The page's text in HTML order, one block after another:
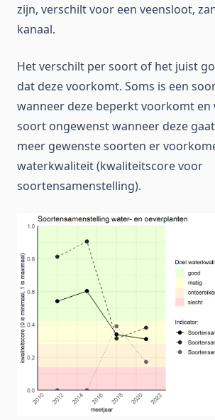
zijn, verschilt voor een veensloot,
kanaal.
Het verschilt per soort of het juist
dat deze voorkomt. Soms is een
wanneer deze beperkt voorkomt
soort ongewenst wanneer deze
meer gewenste soorten er
waterkwaliteit (kwaliteitscore voor
soortensamenstelling).